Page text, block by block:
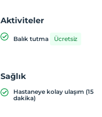
Aktiviteler
Balık tutma Ücretsiz
Sağlık
Hastaneye kolay ulaşım (15
dakika)